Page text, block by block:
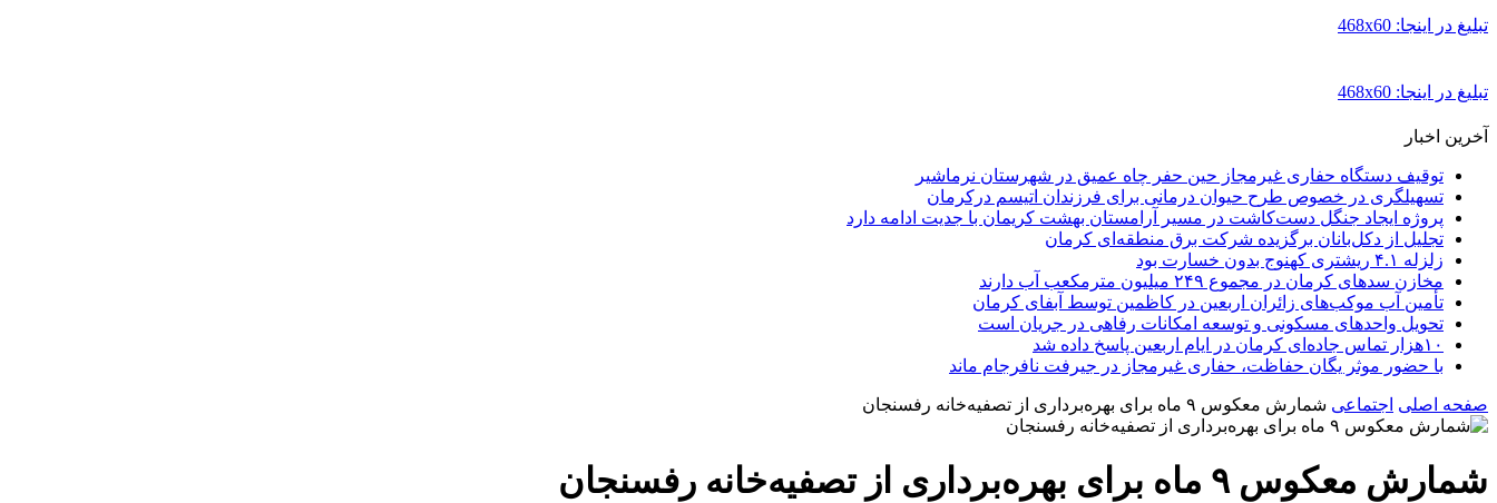
تبلیغ در اینجا: 468x60
تبلیغ در اینجا: 468x60
آخرین اخبار
توقیف دستگاه حفاری غیرمجاز حین حفر چاه عمیق در شهرستان نرماشیر
تسهیلگری در خصوص طرح حیوان درمانی برای فرزندان اتیسم درکرمان
پروژه ایجاد جنگل دست‌کاشت در مسیر آرامستان بهشت کریمان با جدیت ادامه دارد
تجلیل از دکل‌بانان برگزیده شرکت برق منطقه‌ای کرمان
زلزله ۴.۱ ریشتری کهنوج بدون خسارت بود
مخازن سدهای کرمان در مجموع ۲۴۹ میلیون مترمکعب آب دارند
تأمین آب موکب‌های زائران اربعین در کاظمین توسط آبفای کرمان
تحویل واحدهای مسکونی و توسعه امکانات رفاهی در جریان است
۱۰هزار تماس جاده‌ای کرمان در ایام اربعین پاسخ داده شد
با حضور موثر یگان حفاظت، حفاری غیرمجاز در جیرفت نافرجام ماند
صفحه اصلی اجتماعی شمارش معکوس ۹ ماه برای بهره‌برداری از تصفیه‌خانه رفسنجان
شمارش معکوس ۹ ماه برای بهره‌برداری از تصفیه‌خانه رفسنجان